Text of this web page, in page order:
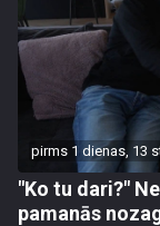
pirms 1 dienas, 13
"Ko tu dari?"
pamanās